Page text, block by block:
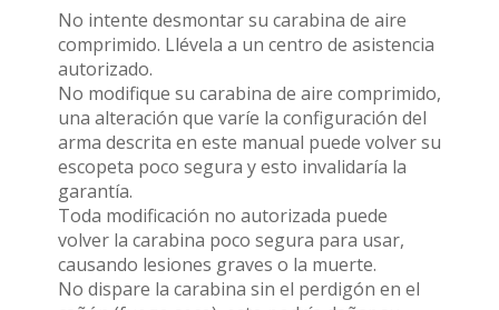
No intente desmontar su carabina de aire
comprimido. Llévela a un centro de asistencia
autorizado.
No modifique su carabina de aire comprimido,
una alteración que varíe la configuración del
arma descrita en este manual puede volver su
escopeta poco segura y esto invalidaría la
garantía.
Toda modificación no autorizada puede
volver la carabina poco segura para usar,
causando lesiones graves o la muerte.
No dispare la carabina sin el perdigón en el